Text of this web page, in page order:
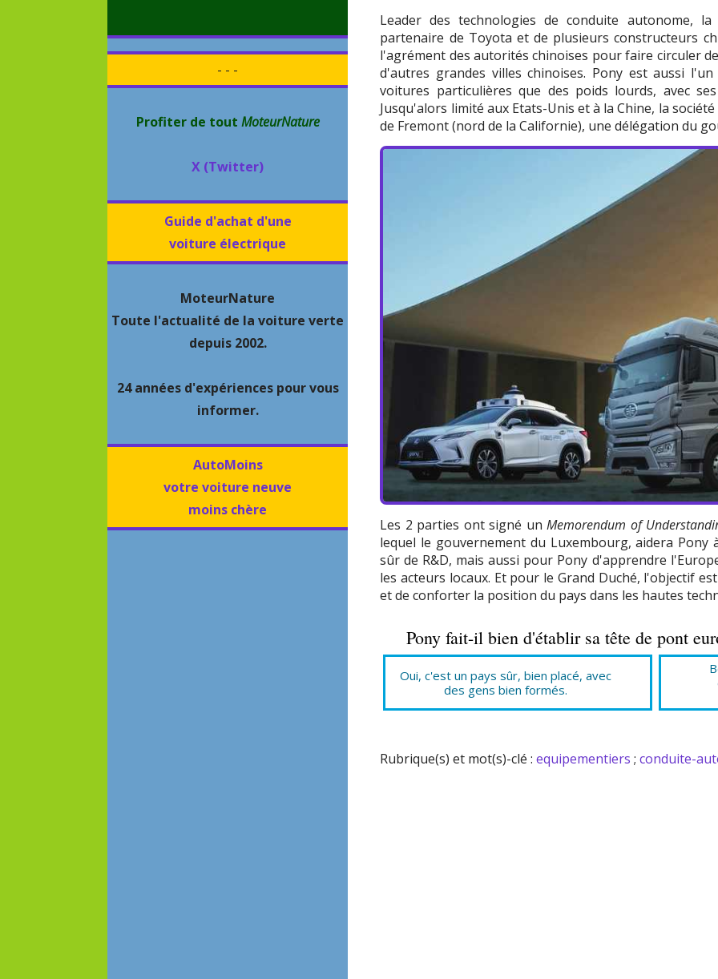
- - -
Profiter de tout MoteurNature
X (Twitter)
Guide d'achat d'une
voiture électrique
MoteurNature
Toute l'actualité de la voiture verte
depuis 2002.
24 années d'expériences pour vous
informer.
AutoMoins
votre voiture neuve
moins chère
Leader des technologies de conduite autonome,
partenaire de Toyota et de plusieurs constructeurs
l'agrément des autorités chinoises pour faire circuler
d'autres grandes villes chinoises. Pony est aussi
voitures particulières que des poids lourds, avec
Jusqu'alors limité aux Etats-Unis et à la Chine, la
de Fremont (nord de la Californie), une délégation du
Les 2 parties ont signé unMemorendum of
lequel le gouvernement du Luxembourg, aidera
sûr de R&D, mais aussi pour Pony d'apprendre
les acteurs locaux. Et pour le Grand Duché, l'objectif
et de conforter la position du pays dans les hautes
Pony fait-il bien d'établir sa tête de pont
Oui, c'est un pays sûr, bien placé, avec
des gens bien formés.
Rubrique(s) et mot(s)-clé :equipementiers ;conduite-